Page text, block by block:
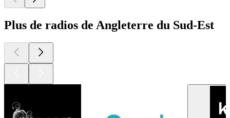
Plus de radios de Angleterre du Sud-Est